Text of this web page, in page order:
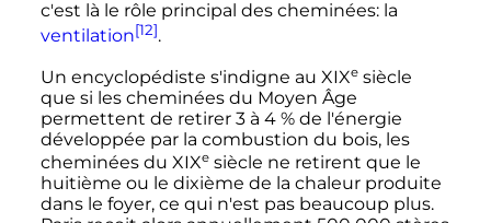
c'est là le rôle principal des cheminées: la
ventilation[12].
Un encyclopédiste s'indigne au XIXe siècle
que si les cheminées du Moyen Âge
permettent de retirer 3 à 4 % de l'énergie
développée par la combustion du bois, les
cheminées du XIXe siècle ne retirent que le
huitième ou le dixième de la chaleur produite
dans le foyer, ce qui n'est pas beaucoup plus.